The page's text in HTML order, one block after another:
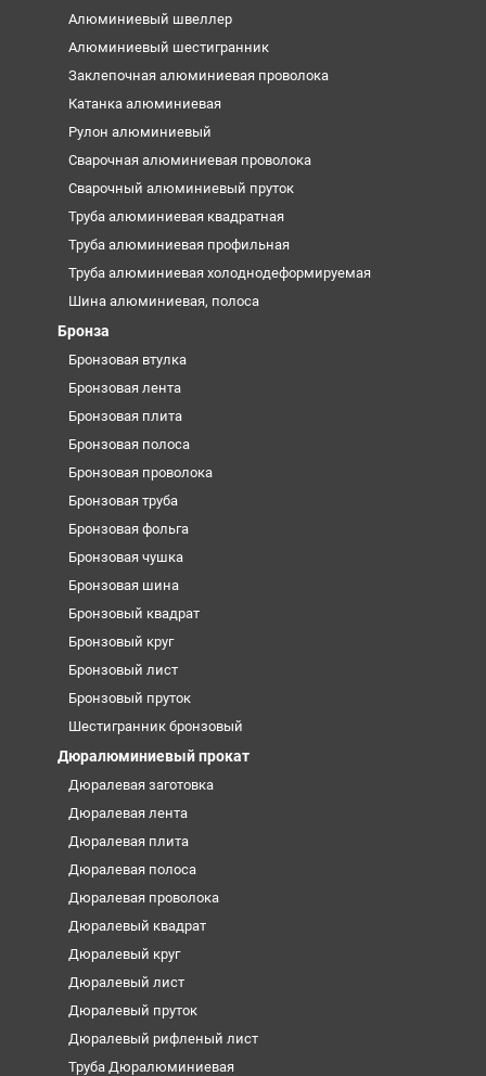
Алюминиевый швеллер
Алюминиевый шестигранник
Заклепочная алюминиевая проволока
Катанка алюминиевая
Рулон алюминиевый
Сварочная алюминиевая проволока
Сварочный алюминиевый пруток
Труба алюминиевая квадратная
Труба алюминиевая профильная
Труба алюминиевая холоднодеформируемая
Шина алюминиевая, полоса
Бронза
Бронзовая втулка
Бронзовая лента
Бронзовая плита
Бронзовая полоса
Бронзовая проволока
Бронзовая труба
Бронзовая фольга
Бронзовая чушка
Бронзовая шина
Бронзовый квадрат
Бронзовый круг
Бронзовый лист
Бронзовый пруток
Шестигранник бронзовый
Дюралюминиевый прокат
Дюралевая заготовка
Дюралевая лента
Дюралевая плита
Дюралевая полоса
Дюралевая проволока
Дюралевый квадрат
Дюралевый круг
Дюралевый лист
Дюралевый пруток
Дюралевый рифленый лист
Труба Дюралюминиевая